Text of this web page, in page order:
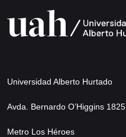
Universidad Alberto Hurtado
Avda. Bernardo O’Higgins 1825
Metro Los Héroes